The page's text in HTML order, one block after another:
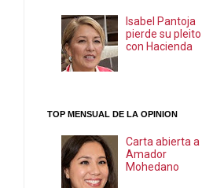
Isabel Pantoja
pierde su pleito
con Hacienda
TOP MENSUAL DE LA OPINION
Carta abierta a
Amador
Mohedano